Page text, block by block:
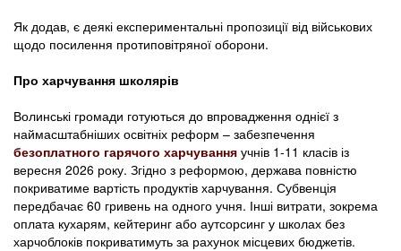
Як додав, є деякі експериментальні пропозиції від військових
щодо посилення протиповітряної оборони.
Про харчування школярів
Волинські громади готуються до впровадження однієї з
наймасштабніших освітніх реформ – забезпечення
безоплатного гарячого харчування учнів 1-11 класів із
вересня 2026 року. Згідно з реформою, держава повністю
покриватиме вартість продуктів харчування. Субвенція
передбачає 60 гривень на одного учня. Інші витрати, зокрема
оплата кухарям, кейтеринг або аутсорсинг у школах без
харчоблоків покриватимуть за рахунок місцевих бюджетів.